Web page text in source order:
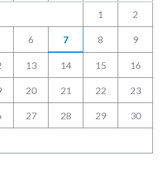
1 2
6 7 8 9
13 14 15 16
20 21 22 23
27 28 29 30